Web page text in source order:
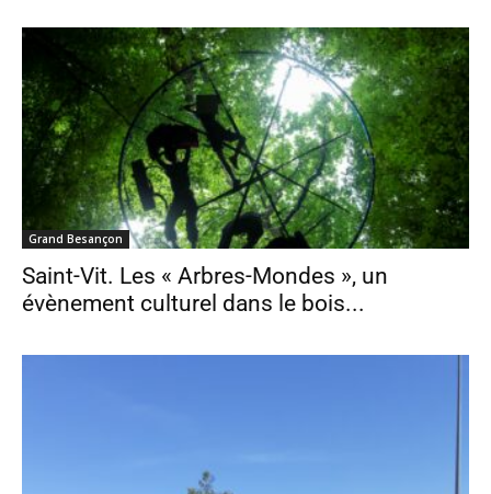
Grand Besançon
Saint-Vit. Les « Arbres-Mondes », un
évènement culturel dans le bois...